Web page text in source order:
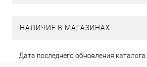
НАЛИЧИЕ В МАГАЗИНАХ
Дата последнего обновления каталога: